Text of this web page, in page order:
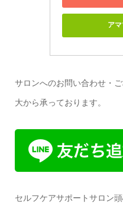
ア
サロンへのお問い合わせ・
大から承っております。
セルフケアサポートサロン